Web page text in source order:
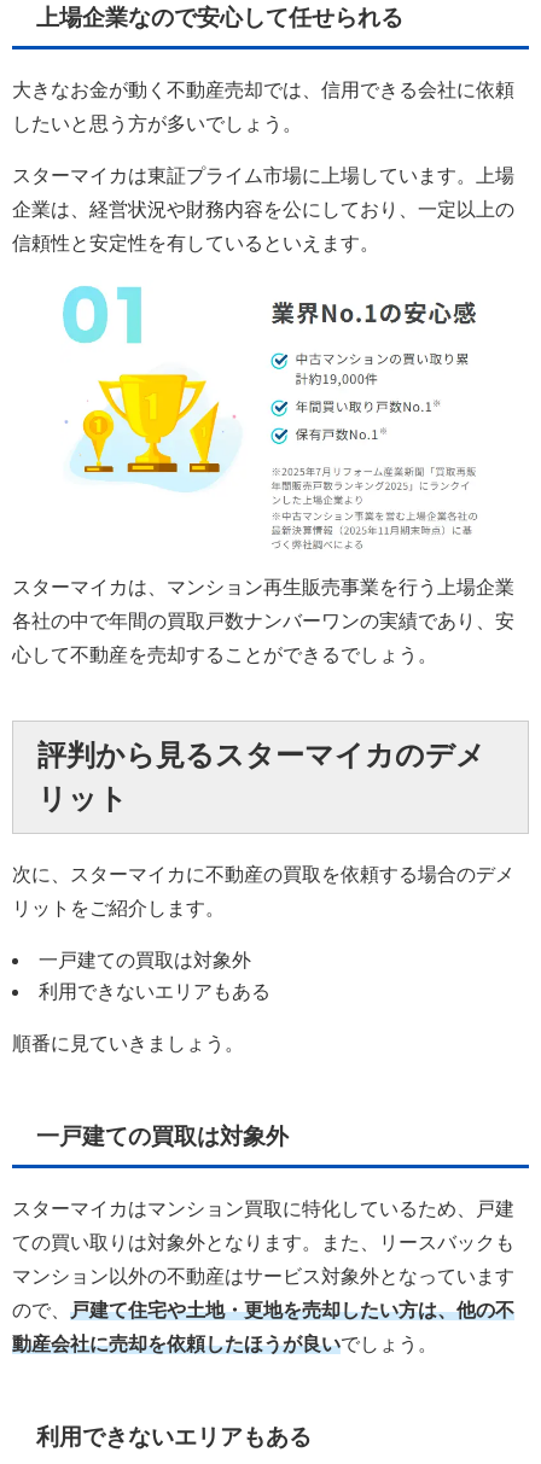
上場企業なので安心して任せられる
大きなお金が動く不動産売却では、信用できる会社に依頼
したいと思う方が多いでしょう。
スターマイカは東証プライム市場に上場しています。上場
企業は、経営状況や財務内容を公にしており、一定以上の
信頼性と安定性を有しているといえます。
スターマイカは、マンション再生販売事業を行う上場企業
各社の中で年間の買取戸数ナンバーワンの実績であり、安
心して不動産を売却することができるでしょう。
評判から見るスターマイカのデメ
リット
次に、スターマイカに不動産の買取を依頼する場合のデメ
リットをご紹介します。
一戸建ての買取は対象外
利用できないエリアもある
順番に見ていきましょう。
一戸建ての買取は対象外
スターマイカはマンション買取に特化しているため、戸建
ての買い取りは対象外となります。また、リースバックも
マンション以外の不動産はサービス対象外となっています
ので、 戸建て住宅や土地・更地を売却したい方は、他の不
動産会社に売却を依頼したほうが良いでしょう。
利用できないエリアもある